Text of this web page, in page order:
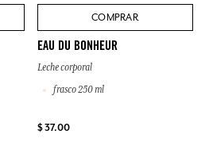
COMPRAR
EAU DU BONHEUR
Leche corporal
frasco 250 ml
$ 37.00